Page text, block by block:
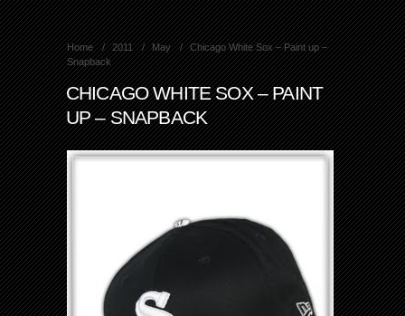
Home 2011 May
Chicago White Sox – Paint up –
Snapback
CHICAGO WHITE SOX – PAINT
UP – SNAPBACK